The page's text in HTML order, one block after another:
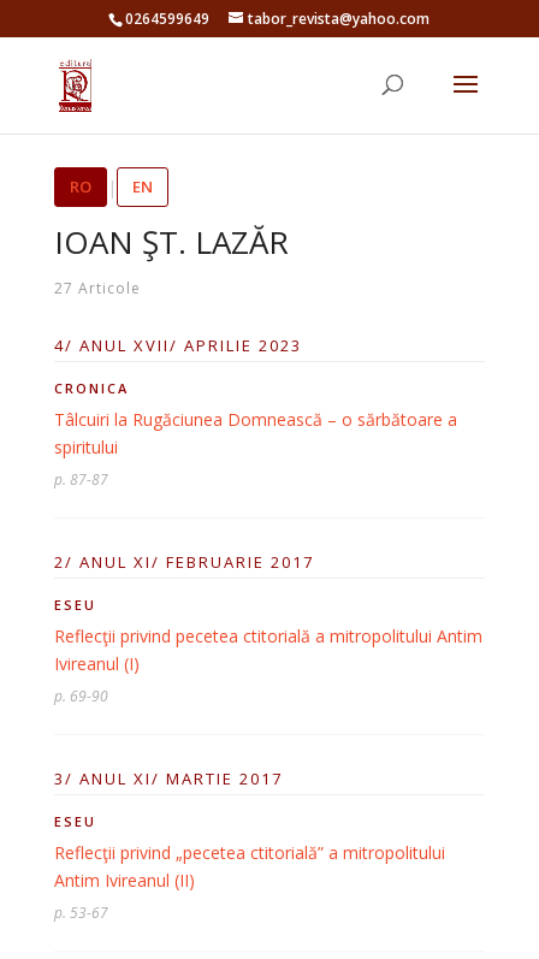
0264599649 tabor_revista@yahoo.com
RO | EN
IOAN ŞT. LAZĂR
27 Articole
4/ ANUL XVII/ APRILIE 2023
CRONICA
Tâlcuiri la Rugăciunea Domnească – o sărbătoare a
spiritului
p. 87-87
2/ ANUL XI/ FEBRUARIE 2017
ESEU
Reflecţii privind pecetea ctitorială a mitropolitului Antim
Ivireanul (I)
p. 69-90
3/ ANUL XI/ MARTIE 2017
ESEU
Reflecţii privind „pecetea ctitorială” a mitropolitului
Antim Ivireanul (II)
p. 53-67